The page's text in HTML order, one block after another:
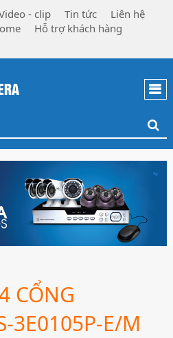
- clip Tin tức
Liên hệ
Hỗ trợ khách hàng
CỔNG
3E0105P-E/M